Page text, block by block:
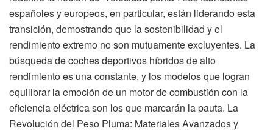
españoles y europeos, en particular, están liderando esta
transición, demostrando que la sostenibilidad y el
rendimiento extremo no son mutuamente excluyentes. La
búsqueda de coches deportivos híbridos de alto
rendimiento es una constante, y los modelos que logran
equilibrar la emoción de un motor de combustión con la
eficiencia eléctrica son los que marcarán la pauta. La
Revolución del Peso Pluma: Materiales Avanzados y